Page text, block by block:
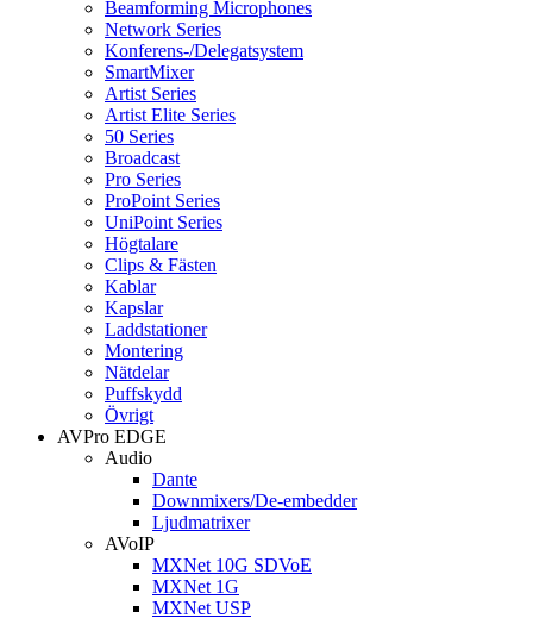
Beamforming Microphones
Network Series
Konferens-/Delegatsystem
SmartMixer
Artist Series
Artist Elite Series
50 Series
Broadcast
Pro Series
ProPoint Series
UniPoint Series
Högtalare
Clips & Fästen
Kablar
Kapslar
Laddstationer
Montering
Nätdelar
Puffskydd
Övrigt
AVPro EDGE
Audio
Dante
Downmixers/De-embedder
Ljudmatrixer
AVoIP
MXNet 10G SDVoE
MXNet 1G
MXNet USP